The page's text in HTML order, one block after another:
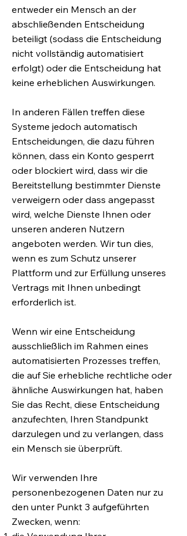
entweder ein Mensch an der
abschließenden Entscheidung
beteiligt (sodass die Entscheidung
nicht vollständig automatisiert
erfolgt) oder die Entscheidung hat
keine erheblichen Auswirkungen.
In anderen Fällen treffen diese
Systeme jedoch automatisch
Entscheidungen, die dazu führen
können, dass ein Konto gesperrt
oder blockiert wird, dass wir die
Bereitstellung bestimmter Dienste
verweigern oder dass angepasst
wird, welche Dienste Ihnen oder
unseren anderen Nutzern
angeboten werden. Wir tun dies,
wenn es zum Schutz unserer
Plattform und zur Erfüllung unseres
Vertrags mit Ihnen unbedingt
erforderlich ist.
Wenn wir eine Entscheidung
ausschließlich im Rahmen eines
automatisierten Prozesses treffen,
die auf Sie erhebliche rechtliche oder
ähnliche Auswirkungen hat, haben
Sie das Recht, diese Entscheidung
anzufechten, Ihren Standpunkt
darzulegen und zu verlangen, dass
ein Mensch sie überprüft.
Wir verwenden Ihre
personenbezogenen Daten nur zu
den unter Punkt 3 aufgeführten
Zwecken, wenn: